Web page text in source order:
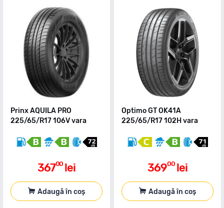
Prinx AQUILA PRO
225/65/R17 106V vara
36700 lei
Adaugă în coș
Optimo GT OK41A
225/65/R17 102H vara
36900 lei
Adaugă în coș